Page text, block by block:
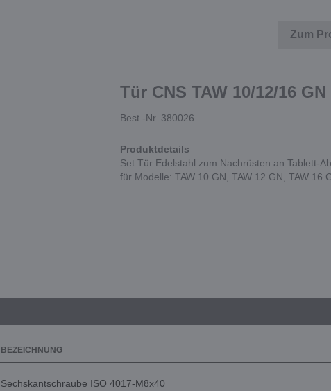
Zum
Tür CNS TAW 10/12/16 GN
Best.-Nr. 380026
Produktdetails
Set Tür Edelstahl zum Nachrüsten an Tablett-
für Modelle: TAW 10 GN, TAW 12 GN, TAW 16
BEZEICHNUNG
Sechskantschraube ISO 4017-M8x40